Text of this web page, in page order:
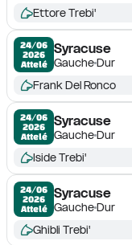
Ettore Trebi'
24/06
2026
Attelé
Syracuse
GaucheDur
Frank Del Ronco
24/06
2026
Attelé
Syracuse
GaucheDur
Iside Trebi'
24/06
2026
Attelé
Syracuse
GaucheDur
Ghibli Trebi'